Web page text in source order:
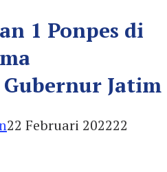
1 Ponpes di
Jatim
22 Februari 202222